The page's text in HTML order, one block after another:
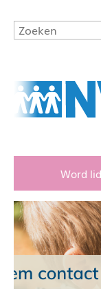
Word lid